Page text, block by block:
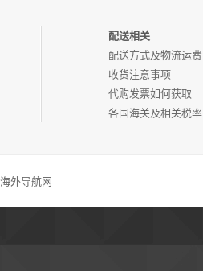
配送相关
配送方式及物流运费
收货注意事项
代购发票如何获取
各国海关及相关税率
海外导航网